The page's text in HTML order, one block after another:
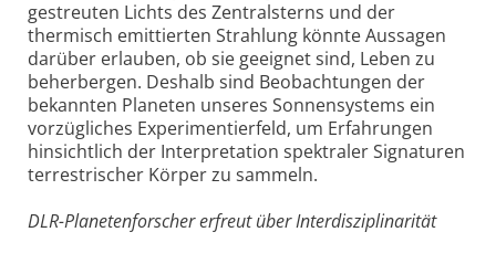
gestreuten Lichts des Zentralsterns und der
thermisch emittierten Strahlung könnte Aussagen
darüber erlauben, ob sie geeignet sind, Leben zu
beherbergen. Deshalb sind Beobachtungen der
bekannten Planeten unseres Sonnensystems ein
vorzügliches Experimentierfeld, um Erfahrungen
hinsichtlich der Interpretation spektraler Signaturen
terrestrischer Körper zu sammeln.
DLR-Planetenforscher erfreut über Interdisziplinarität